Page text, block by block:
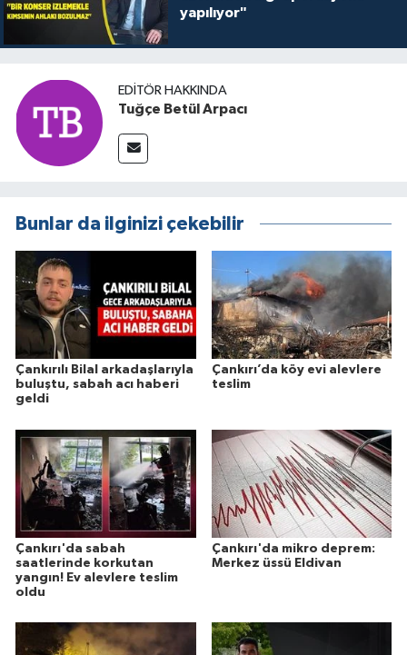
yapılıyor"
EDITÖR HAKKINDA
Tuğçe Betül Arpacı
Bunlar da ilginizi çekebilir
Çankırılı Bilal arkadaşlarıyla
buluştu, sabah acı haberi
geldi
Çankırı’da köy evi alevlere
teslim
Çankırı'da sabah
saatlerinde korkutan
yangın! Ev alevlere teslim
oldu
Çankırı'da mikro deprem:
Merkez üssü Eldivan